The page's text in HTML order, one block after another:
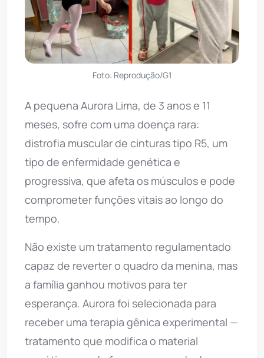
Foto: Reprodução/G1
A pequena Aurora Lima, de 3 anos e 11
meses, sofre com uma doença rara:
distrofia muscular de cinturas tipo R5, um
tipo de enfermidade genética e
progressiva, que afeta os músculos e pode
comprometer funções vitais ao longo do
tempo.
Não existe um tratamento regulamentado
capaz de reverter o quadro da menina, mas
a família ganhou motivos para ter
esperança. Aurora foi selecionada para
receber uma terapia gênica experimental —
tratamento que modifica o material